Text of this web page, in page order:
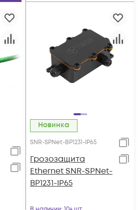
Новинка
SNR-SPNet-BP1231-IP65
Грозозащита
Ethernet SNR-SPNet-
BP1231-IP65